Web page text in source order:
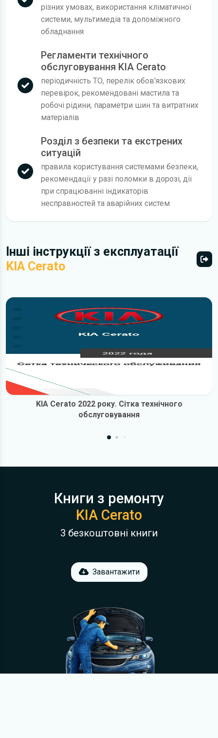
різних умовах, використання кліматичної
системи, мультимедіа та допоміжного
обладнання
Регламенти технічного
обслуговування KIA Cerato
періодичність ТО, перелік обов'язкових
перевірок, рекомендовані мастила та
робочі рідини, параметри шин та витратних
матеріалів
Розділ з безпеки та екстрених
ситуацій
правила користування системами безпеки,
рекомендації у разі поломки в дорозі, дії
при спрацюванні індикаторів
несправностей та аварійних систем
Інші інструкції з експлуатації
KIA Cerato
Всі
KIA Cerato 2022 року. Сітка технічного
обслуговування
Книги з ремонту
KIA Cerato
3 безкоштовні книги
Завантажити